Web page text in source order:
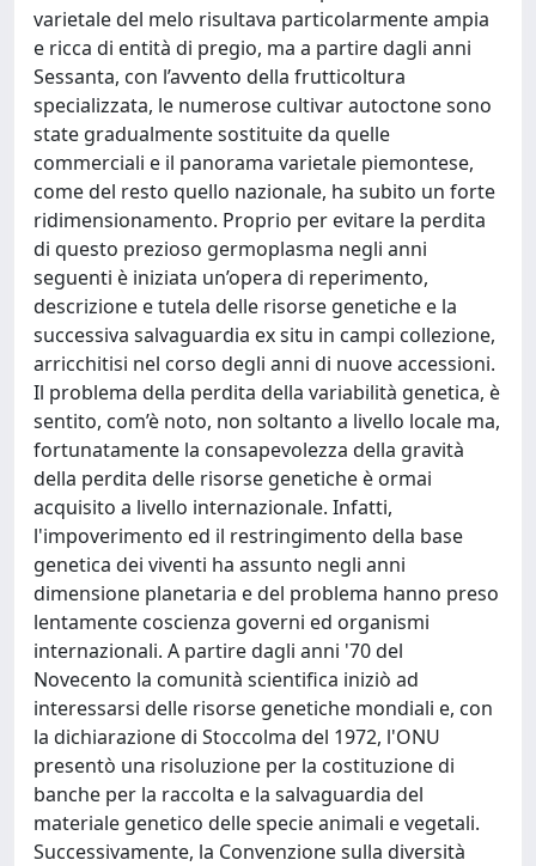
varietale del melo risultava particolarmente ampia
e ricca di entità di pregio, ma a partire dagli anni
Sessanta, con l’avvento della frutticoltura
specializzata, le numerose cultivar autoctone sono
state gradualmente sostituite da quelle
commerciali e il panorama varietale piemontese,
come del resto quello nazionale, ha subito un forte
ridimensionamento. Proprio per evitare la perdita
di questo prezioso germoplasma negli anni
seguenti è iniziata un’opera di reperimento,
descrizione e tutela delle risorse genetiche e la
successiva salvaguardia ex situ in campi collezione,
arricchitisi nel corso degli anni di nuove accessioni.
Il problema della perdita della variabilità genetica, è
sentito, com’è noto, non soltanto a livello locale ma,
fortunatamente la consapevolezza della gravità
della perdita delle risorse genetiche è ormai
acquisito a livello internazionale. Infatti,
l'impoverimento ed il restringimento della base
genetica dei viventi ha assunto negli anni
dimensione planetaria e del problema hanno preso
lentamente coscienza governi ed organismi
internazionali. A partire dagli anni '70 del
Novecento la comunità scientifica iniziò ad
interessarsi delle risorse genetiche mondiali e, con
la dichiarazione di Stoccolma del 1972, l'ONU
presentò una risoluzione per la costituzione di
banche per la raccolta e la salvaguardia del
materiale genetico delle specie animali e vegetali.
Successivamente, la Convenzione sulla diversità